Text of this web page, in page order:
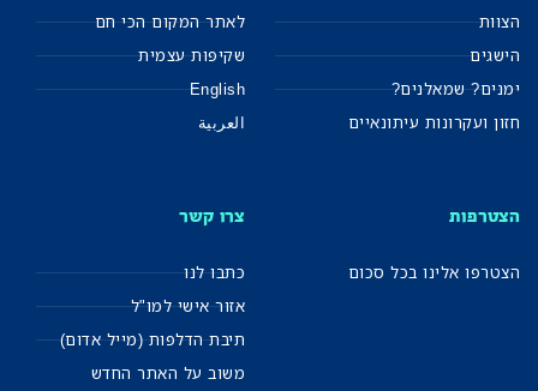
הצוות
הישגים
ימנים? שמאלנים?
חזון ועקרונות עיתונאיים
לאתר המקום הכי חם
שקיפות עצמית
English
العربية
הצטרפות
הצטרפו אלינו בכל סכום
צרו קשר
כתבו לנו
אזור אישי למו"ל
תיבת הדלפות (מייל אדום)
משוב על האתר החדש